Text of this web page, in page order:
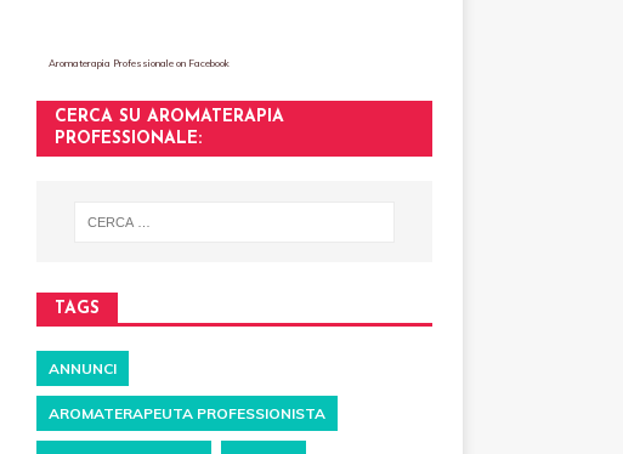
Aromaterapia Professionaleon Facebook
CERCA SU AROMATERAPIA
PROFESSIONALE:
TAGS
ANNUNCI
AROMATERAPEUTA PROFESSIONISTA